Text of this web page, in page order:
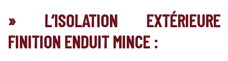
» L’ISOLATION EXTÉRIEURE
FINITION ENDUIT MINCE :